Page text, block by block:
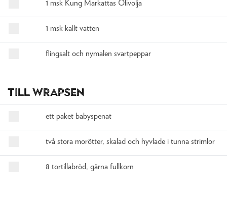
1 msk Kung Markattas Olivolja
1 msk kallt vatten
flingsalt och nymalen svartpeppar
Till wrapsen
ett paket babyspenat
två stora morötter, skalad och hyvlade i tunna strimlor
8 tortillabröd, gärna fullkorn